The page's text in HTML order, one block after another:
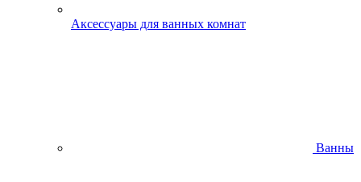
Аксессуары для ванных комнат
Ванны